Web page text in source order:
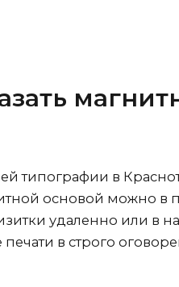
типографии в
основой можно в
удаленно или в
печати в строго